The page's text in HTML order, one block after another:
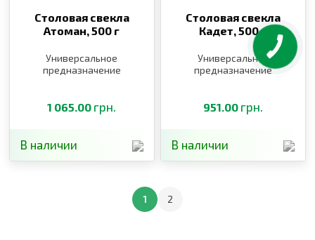
Столовая свекла
Атоман,500 г
Универсальное
предназначение
1 065.00 грн.
В наличии
Столовая свекла
Кадет,500 г
Универсальное
предназначение
951.00 грн.
В наличии
1 2